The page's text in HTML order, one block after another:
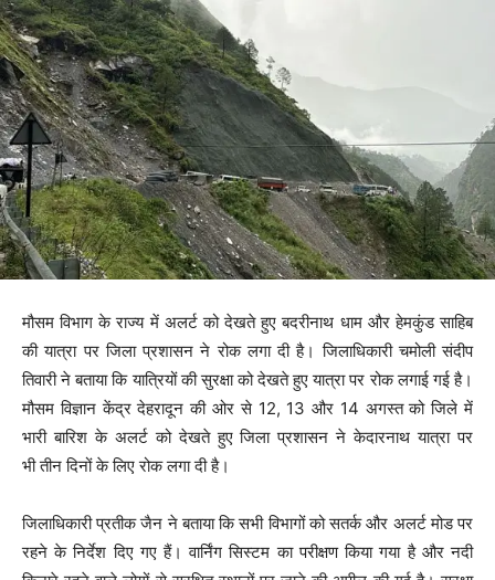
मौसम विभाग के राज्य में अलर्ट को देखते हुए बदरीनाथ धाम और हेमकुंड साहिब
की यात्रा पर जिला प्रशासन ने रोक लगा दी है। जिलाधिकारी चमोली संदीप
तिवारी ने बताया कि यात्रियों की सुरक्षा को देखते हुए यात्रा पर रोक लगाई गई है।
मौसम विज्ञान केंद्र देहरादून की ओर से 12, 13 और 14 अगस्त को जिले में
भारी बारिश के अलर्ट को देखते हुए जिला प्रशासन ने केदारनाथ यात्रा पर
भी तीन दिनों के लिए रोक लगा दी है।
जिलाधिकारी प्रतीक जैन ने बताया कि सभी विभागों को सतर्क और अलर्ट मोड पर
रहने के निर्देश दिए गए हैं। वार्निंग सिस्टम का परीक्षण किया गया है और नदी